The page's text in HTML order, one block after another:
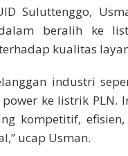
Suluttenggo,
beralih ke
kualitas
industri
ke listrik PLN.
kompetitif,
ucap Usman.